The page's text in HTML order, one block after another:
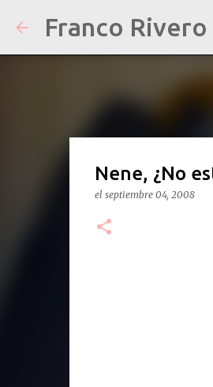
Franco Rivero
Nene, ¿No
el septiembre 04, 2008